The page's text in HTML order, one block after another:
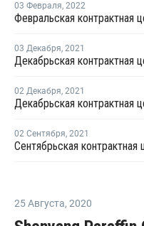
03 Февраля, 2022
03 Декабря, 2021
02 Декабря, 2021
02 Сентября, 2021
25 Августа, 2020